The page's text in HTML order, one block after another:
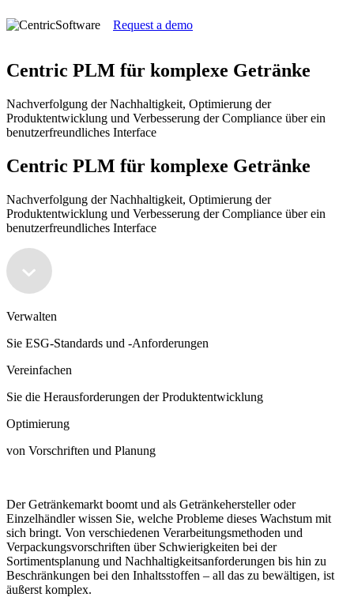
Request a demo
Centric PLM für komplexe Getränke
Nachverfolgung der Nachhaltigkeit, Optimierung der
Produktentwicklung und Verbesserung der Compliance über ein
benutzerfreundliches Interface
Centric PLM für komplexe Getränke
Nachverfolgung der Nachhaltigkeit, Optimierung der
Produktentwicklung und Verbesserung der Compliance über ein
benutzerfreundliches Interface
Verwalten
Sie ESG-Standards und -Anforderungen
Vereinfachen
Sie die Herausforderungen der Produktentwicklung
Optimierung
von Vorschriften und Planung
Der Getränkemarkt boomt und als Getränkehersteller oder
Einzelhändler wissen Sie, welche Probleme dieses Wachstum mit
sich bringt. Von verschiedenen Verarbeitungsmethoden und
Verpackungsvorschriften über Schwierigkeiten bei der
Sortimentsplanung und Nachhaltigkeitsanforderungen bis hin zu
Beschränkungen bei den Inhaltsstoffen – all das zu bewältigen, ist
äußerst komplex.